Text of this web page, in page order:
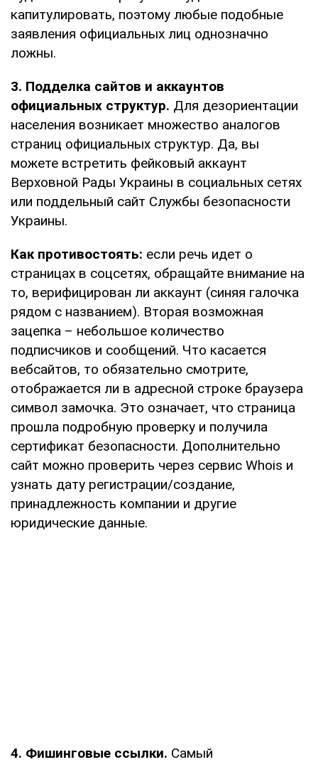
капитулировать, поэтому любые подобные
заявления официальных лиц однозначно
ложны.
3. Подделка сайтов и аккаунтов
официальных структур. Для дезориентации
населения возникает множество аналогов
страниц официальных структур. Да, вы
можете встретить фейковый аккаунт
Верховной Рады Украины в социальных сетях
или поддельный сайт Службы безопасности
Украины.
Как противостоять: если речь идет о
страницах в соцсетях, обращайте внимание на
то, верифицирован ли аккаунт (синяя галочка
рядом с названием). Вторая возможная
зацепка – небольшое количество
подписчиков и сообщений. Что касается
вебсайтов, то обязательно смотрите,
отображается ли в адресной строке браузера
символ замочка. Это означает, что страница
прошла подробную проверку и получила
сертификат безопасности. Дополнительно
сайт можно проверить через сервис Whois и
узнать дату регистрации/создание,
принадлежность компании и другие
юридические данные.
4. Фишинговые ссылки. Самый